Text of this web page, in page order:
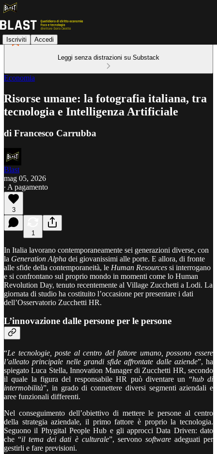
Iscriviti Accedi
Leggi senza distrazioni su Substack
Economia
Risorse umane: la fotografia italiana, tra
tecnologia e Intelligenza Artificiale
di Francesco Carrubba
Blast
mag 05, 2026
∙ A pagamento
3
1
In Italia lavorano contemporaneamente sei generazioni diverse, con
la Generation Alpha dei giovanissimi alle porte. E allora, di fronte
alle sfide della contemporaneità, le Human Resources si interrogano
e si confrontano sul proprio mondo in momenti come lo Human
Revolution Day, tenuto recentemente al Village Zucchetti a Lodi. La
giornata di studio ha costituito l’occasione per presentare i dati
dell’Osservatorio Zucchetti HR.
L’innovazione dalle persone per le persone
“Le tecnologie, poste al centro del fattore umano, possono essere
l’alleato principale nelle grandi sfide affrontate dalle aziende”, ha
spiegato Luca Stella, Innovation Manager di Zucchetti HR, secondo
il quale la figura del responsabile HR può diventare un “hub di
intermobilità”, in grado di connettere diversi segmenti aziendali e
aree funzionali differenti.
Nel conseguimento dell’obiettivo di mettere le persone al centro
della strategia aziendale, il primo fattore è proprio la tecnologia.
Seguono il Phygital People Hub e gli approcci Data Driven: dato
che “il tema dei dati è culturale”, servono software adeguati per
gestirli e fare previsioni.